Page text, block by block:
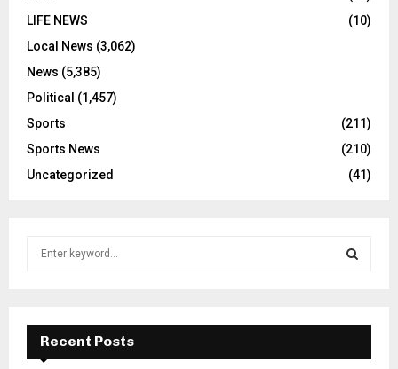
LIFE NEWS
(10)
Local News (3,062)
News (5,385)
Political (1,457)
Sports
(211)
Sports News
(210)
Uncategorized
(41)
f
E
A
Recent Posts